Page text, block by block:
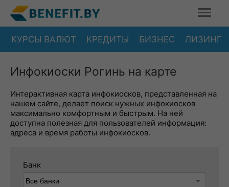
КУРСЫ ВАЛЮТ КРЕДИТЫ БИЗНЕС ЛИЗИНГ
Инфокиоски Рогинь на карте
Интерактивная карта инфокиосков, представленная на
нашем сайте, делает поиск нужных инфокиосков
максимально комфортным и быстрым. На ней
доступна полезная для пользователей информация:
адреса и время работы инфокиосков.
Банк